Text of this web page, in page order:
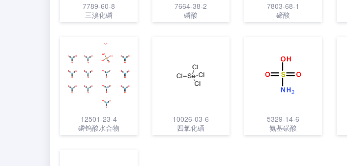
7789-60-8
三溴化磷
7664-38-2
磷酸
7803-68-1
碲酸
12501-23-4
磷钨酸水合物
10026-03-6
四氯化硒
5329-14-6
氨基磺酸